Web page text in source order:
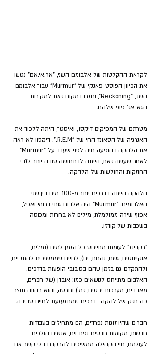
לקראת ההקלטות של אלבומם השני, "אר.אי.אם" נטשו
את הכיוון הפוסט-פאנקי של "Murmur" עבור אלבומם
השני, "Reckoning", וחזרו במקום זאת למקורות
הגאראז' פופ שלהם.
מטרתם של המפיקים דיקסון, ואיסטר, היתה ללכוד את
האנרגיה של הסאונד החי של "R.E.M.". דיקסון לא ראה
את הלהקה בהופעה חיה לפני שעבד על "Murmur".
לאחר שעשה זאת, הייתה לו תחושה טובה יותר לגבי
החוזקות והחולשות של הלהקה.
הלהקה הייתה בדרכים יותר מ-100 ימים בין שני
האלבומים. "Murmur" היה אלבום גותי דרומי ואפל,
אפוף שירה ממולמלת, מילים לא ברורות ומכוסה
בשכבות של קודזו.
"רקונינג" לעומתו מתייחס כל הזמן למים (נמלים,
אוקיינוסים, גשם, נהרות, ים), לחיים שממשיכים להתקיים,
ולהתקדם גם בזמן שהם בסיבובי הופעות בדרכים.
האלבום מתייחס לנושאים כמו: אובדן (של חברים,
מאהבים, מערכות יחסים, זמן) וחרטה, והוא מהווה תוצר
כה חזק של להקה בדרכים שמתגעגעת לחיים סביבה.
חברים שהיו זוגות נפרדים, הם מתחילים בעבודות
חדשות, מקומות חדשים נפתחים, אנשים הולכים
לעולמם, חיי הקהילה ממשיכים להתקדם בלי קשר אם